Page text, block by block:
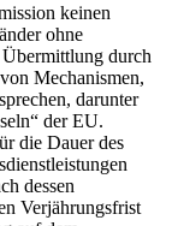
keinen
ohne
Übermittlung durch
Mechanismen,
darunter
der EU.
die Dauer des
dessen
Verjährungsfrist